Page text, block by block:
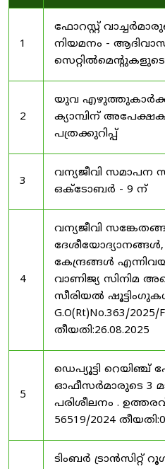
1
ഫോറസ്റ്റ്
നിയമനം -
സെറ്റിൽമെന്റുകളുടെ
2
യുവ
ക്യാമ്പിന്
പത്രക്കുറിപ്പ്
3
വന്യജീവി സമാപന
ഒക്ടോബർ - 9 ന്
4
വന്യജീവി
കേന്ദ്രങ്ങൾ
വാണിജ്യ സിനിമ
സീരിയൽ
G.O(Rt)No.363/2025/
തീയതി:26.08.2025
5
ഡെപ്യൂട്ടി റെയിഞ്ച്
ഓഫീസർമാരുടെ 3
പരിശീലനം .
56519/2024
ടിംബർ ട്രാൻസിറ്റ്